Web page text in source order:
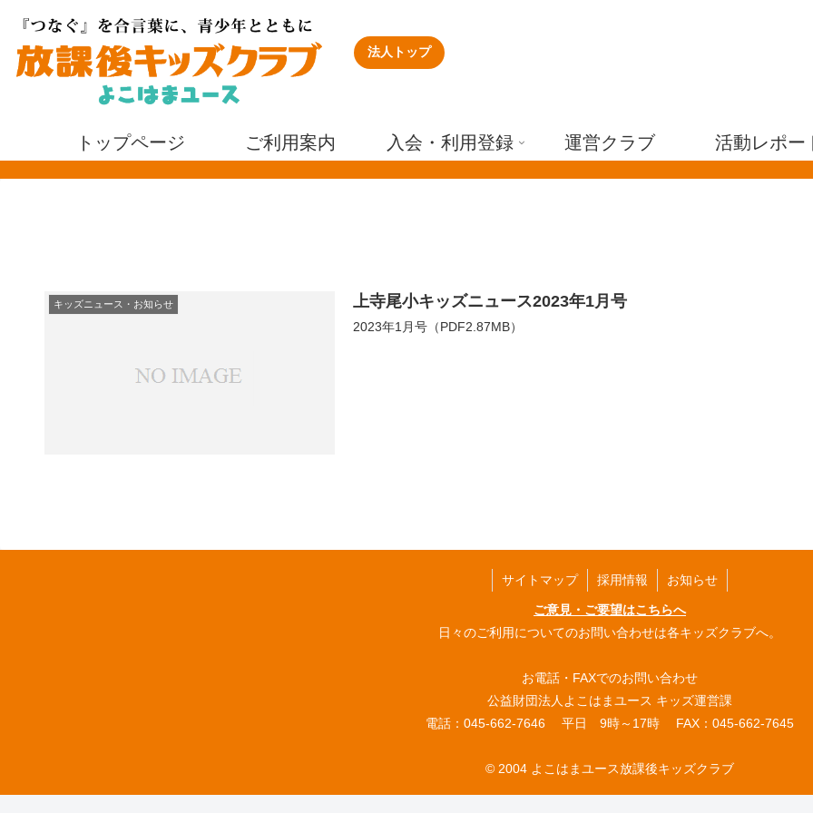
法人トップ
トップページ ご利用案内 入会・利用登録 運営クラブ 活動レポー
キッズニュース・お知らせ 上寺尾小キッズニュース2023年1月号
2023年1月号（PDF2.87MB）
サイトマップ 採用情報 お知らせ
ご意見・ご要望はこちらへ
日々のご利用についてのお問い合わせは各キッズクラブへ。
お電話・FAXでのお問い合わせ
公益財団法人よこはまユース キッズ運営課
電話：045-662-7646 平日 9時～17時 FAX：045-662-7645
© 2004 よこはまユース放課後キッズクラブ